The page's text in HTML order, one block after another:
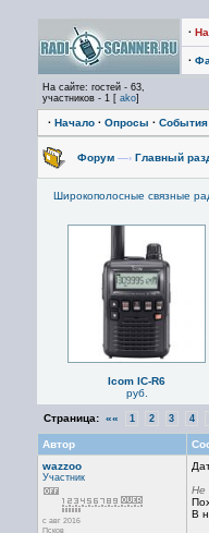
·
·
На сайте: гостей - 63,
участников - 1 [ ako]
· Начало · Опросы · События
Форум —› Главный
Широкополосные связные
Icom IC-R6
руб.
Страница: «« 1 2 3 4
Автор
wazzoo
Участник
с авг 2016
Псков
Не
В